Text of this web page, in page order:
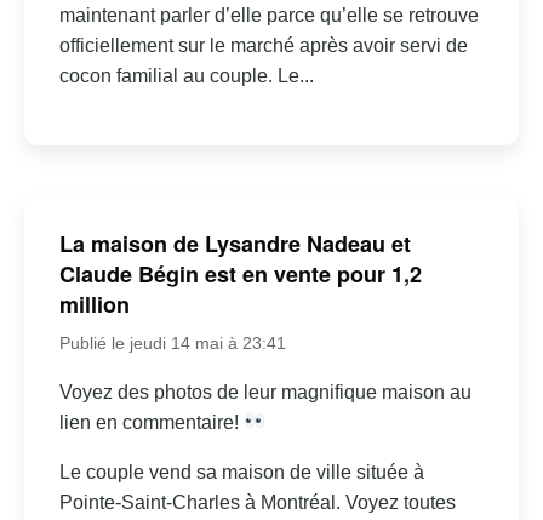
maintenant parler d’elle parce qu’elle se retrouve
officiellement sur le marché après avoir servi de
cocon familial au couple. Le...
La maison de Lysandre Nadeau et
Claude Bégin est en vente pour 1,2
million
Publié le jeudi 14 mai à 23:41
Voyez des photos de leur magnifique maison au
lien en commentaire!
Le couple vend sa maison de ville située à
Pointe-Saint-Charles à Montréal. Voyez toutes